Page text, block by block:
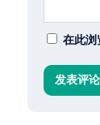
在此浏